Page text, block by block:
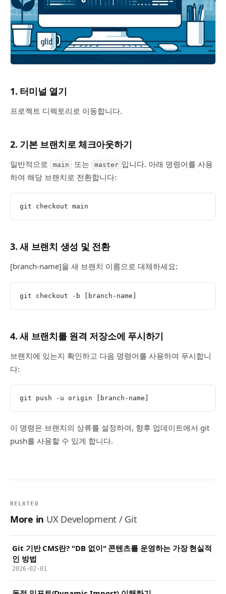
1. 터미널 열기
프로젝트 디렉토리로 이동합니다.
2. 기본 브랜치로 체크아웃하기
일반적으로 main 또는 master 입니다. 아래 명령어를 사용
하여 해당 브랜치로 전환합니다:
git checkout main
3. 새 브랜치 생성 및 전환
[branch-name]을 새 브랜치 이름으로 대체하세요:
git checkout -b [branch-name]
4. 새 브랜치를 원격 저장소에 푸시하기
브랜치에 있는지 확인하고 다음 명령어를 사용하여 푸시합니
다:
git push -u origin [branch-name]
이 명령은 브랜치의 상류를 설정하여, 향후 업데이트에서 git
push를 사용할 수 있게 합니다.
RELATED
More in UX Development / Git
Git 기반 CMS란? "DB 없이" 콘텐츠를 운영하는 가장 현실적
인 방법
2026-02-01